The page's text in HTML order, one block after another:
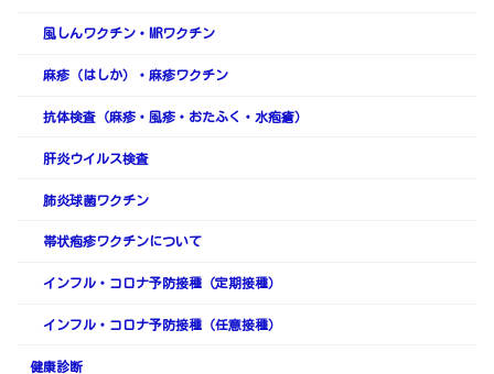
風しんワクチン・MRワクチン
麻疹（はしか）・麻疹ワクチン
抗体検査（麻疹・風疹・おたふく・水疱瘡）
肝炎ウイルス検査
肺炎球菌ワクチン
帯状疱疹ワクチンについて
インフル・コロナ予防接種（定期接種）
インフル・コロナ予防接種（任意接種）
健康診断